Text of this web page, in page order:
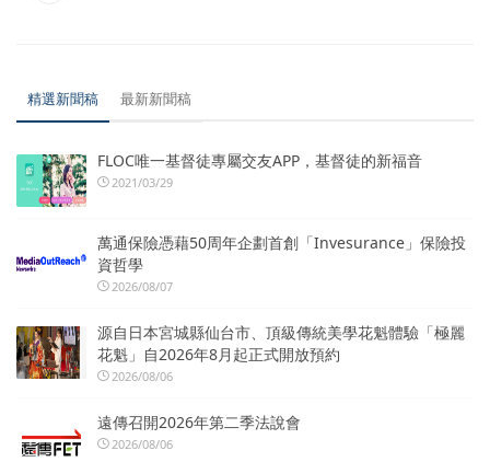
精選新聞稿 最新新聞稿
FLOC唯一基督徒專屬交友APP，基督徒的新福音
2021/03/29
萬通保險憑藉50周年企劃首創「Invesurance」保險投
資哲學
2026/08/07
源自日本宮城縣仙台市、頂級傳統美學花魁體驗「極麗
花魁」自2026年8月起正式開放預約
2026/08/06
遠傳召開2026年第二季法說會
2026/08/06